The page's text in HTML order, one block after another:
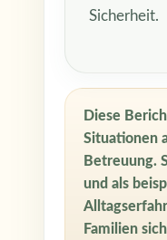
Sicherheit.
Diese
Situationen
Betreuung.
und als
Familien